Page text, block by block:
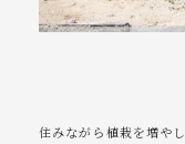
住みながら植栽を増や